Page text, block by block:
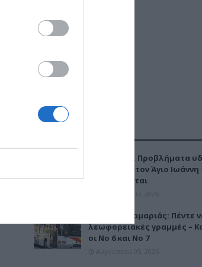
Καλαμαριά: Προβλήματα
την Τρίτη στον Άγιο
επηρεάζονται
Μετρό Καλαμαριάς: Πέντε
λεωφορειακές γραμμές –
οι Νο 6 και Νο 7